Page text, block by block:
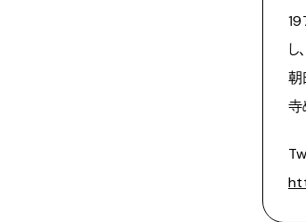
し
朝
寺